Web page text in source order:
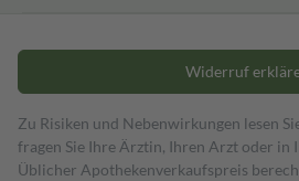
Widerruf
Zu Risiken und Nebenwirkungen lesen
fragen Sie Ihre Ärztin, Ihren Arzt oder in
Üblicher Apothekenverkaufspreis